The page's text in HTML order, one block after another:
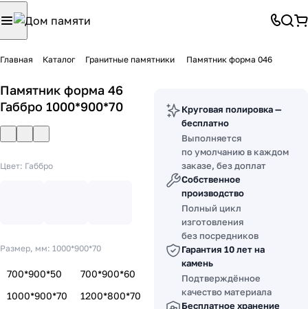
Главная Каталог Гранитные памятники Памятник форма 046
Памятник форма 46
Габбро 1000*900*70
Цвет: Габбро
Размер, мм: 1000*900*70
700*900*50
700*900*60
1000*900*70
1200*800*70
Круговая полировка —
бесплатно
Выполняется
по умолчанию в каждом
заказе, без доплат
Собственное
производство
Полный цикл
изготовления
без посредников
Гарантия 10 лет на
камень
Подтверждённое
качество материала
Бесплатное хранение